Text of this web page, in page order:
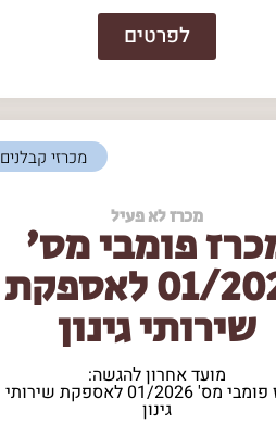
לפרטים
מכרזי קבלנים
מכרז לא פעיל
פומבי מס'
01/2026 לאספקת
שירותי גינון
מועד אחרון להגשה:
מכרז פומבי מס' 01/2026 לאספקת שירותי
גינון